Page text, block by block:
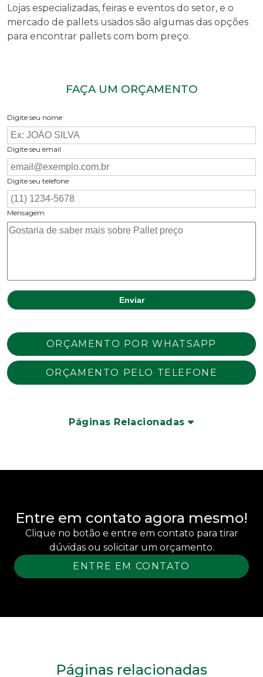
Lojas especializadas, feiras e eventos do setor, e o
mercado de pallets usados são algumas das opções
para encontrar pallets com bom preço.
FAÇA UM ORÇAMENTO
Digite seu nome
Digite seu email
Digite seu telefone
Mensagem
ORÇAMENTO POR WHATSAPP
ORÇAMENTO PELO TELEFONE
Páginas Relacionadas
Entre em contato agora mesmo!
Clique no botão e entre em contato para tirar
dúvidas ou solicitar um orçamento.
ENTRE EM CONTATO
Páginas relacionadas